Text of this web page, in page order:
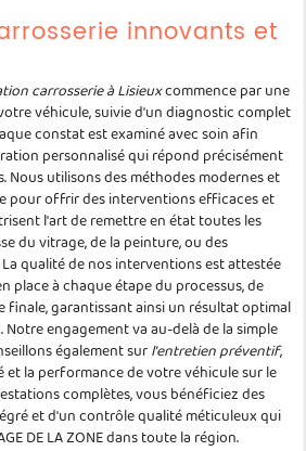
innovants et
carrosserie à Lisieuxcommence par une
véhicule, suivie d'un diagnostic complet
constat est examiné avec soin afin
personnalisé qui répond précisément
Nous utilisons des méthodes modernes et
pour offrir des interventions efficaces et
l'art de remettre en état toutes les
du vitrage, de la peinture, ou des
qualité de nos interventions est attestée
place à chaque étape du processus, de
finale, garantissant ainsi un résultat optimal
engagement va au-delà de la simple
également surl'entretien préventif,
et la performance de votre véhicule sur le
complètes, vous bénéficiez des
et d'un contrôle qualité méticuleux qui
DE LA ZONE dans toute la région.